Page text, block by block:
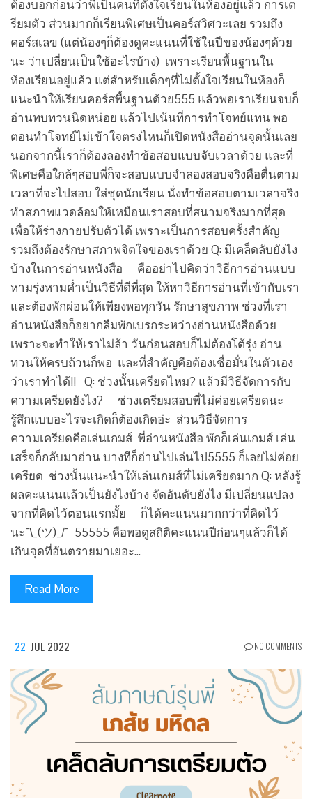
ต้องบอกก่อนว่าพี่เป็นคนที่ตั้งใจเรียนในห้องอยู่แล้ว การเต
รียมตัว ส่วนมากก็เรียนพิเศษเป็นคอร์สวิศวะเลย รวมถึง
คอร์สเลข (แต่น้องๆก็ต้องดูคะแนนที่ใช้ในปีของน้องๆด้วย
นะ ว่าเปลี่ยนเป็นใช้อะไรบ้าง) เพราะเรียนพื้นฐานใน
ห้องเรียนอยู่แล้ว แต่สำหรับเด็กๆที่ไม่ตั้งใจเรียนในห้องก็
แนะนำให้เรียนคอร์สพื้นฐานด้วย555 แล้วพอเราเรียนจบก็
อ่านทบทวนนิดหน่อย แล้วไปเน้นที่การทำโจทย์แทน พอ
ตอนทำโจทย์ไม่เข้าใจตรงไหนก็เปิดหนังสืออ่านจุดนั้นเลย
นอกจากนี้เราก็ต้องลองทำข้อสอบแบบจับเวลาด้วย และที่
พิเศษคือใกล้ๆสอบพี่ก็จะสอบแบบจำลองสอบจริงคือตื่นตาม
เวลาที่จะไปสอบ ใส่ชุดนักเรียน นั่งทำข้อสอบตามเวลาจริง
ทำสภาพแวดล้อมให้เหมือนเราสอบที่สนามจริงมากที่สุด
เพื่อให้ร่างกายปรับตัวได้ เพราะเป็นการสอบครั้งสำคัญ
รวมถึงต้องรักษาสภาพจิตใจของเราด้วย Q: มีเคล็ดลับยังไง
บ้างในการอ่านหนังสือ คืออย่าไปคิดว่าวิธีการอ่านแบบ
หามรุ่งหามค่ำเป็นวิธีที่ดีที่สุด ให้หาวิธีการอ่านที่เข้ากับเรา
และต้องพักผ่อนให้เพียงพอทุกวัน รักษาสุขภาพ ช่วงที่เรา
อ่านหนังสือก็อยากลืมพักเบรกระหว่างอ่านหนังสือด้วย
เพราะจะทำให้เราไม่ล้า วันก่อนสอบก็ไม่ต้องโต้รุ่ง อ่าน
ทวนให้ครบถ้วนก็พอ และที่สำคัญคือต้องเชื่อมั่นในตัวเอง
ว่าเราทำได้!! Q: ช่วงนั้นเครียดไหม? แล้วมีวิธีจัดการกับ
ความเครียดยังไง? ช่วงเตรียมสอบพี่ไม่ค่อยเครียดนะ
รู้สึกแบบอะไรจะเกิดก็ต้องเกิดอ่ะ ส่วนวิธีจัดการ
ความเครียดคือเล่นเกมส์ พี่อ่านหนังสือ พักก็เล่นเกมส์ เล่น
เสร็จก็กลับมาอ่าน บางทีก็อ่านไปเล่นไป5555 ก็เลยไม่ค่อย
เครียด ช่วงนั้นแนะนำให้เล่นเกมส์ที่ไม่เครียดมาก Q: หลังรู้
ผลคะแนนแล้วเป็นยังไงบ้าง จัดอันดับยังไง มีเปลี่ยนแปลง
จากที่คิดไว้ตอนแรกมั้ย ก็ได้คะแนนมากกว่าที่คิดไว้
นะ¯\_(ツ)_/¯ 55555 คือพอดูสถิติคะแนนปีก่อนๆแล้วก็ได้
เกินจุดที่อันตรายมาเยอะ…
Read More
22 JUL 2022 NO COMMENTS